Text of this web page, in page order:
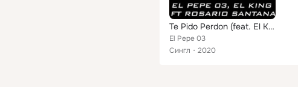
Te Pido Perdon (feat. El King & Rosario Santana)
El Pepe 03
Сингл
2020